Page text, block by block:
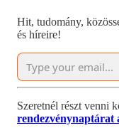
Hit, tudomány,
és híreire!
Szeretnél részt venni
rendezvénynaptárat